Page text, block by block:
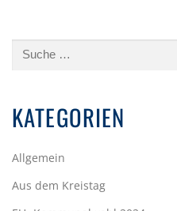
Suche
KATEGORIEN
Allgemein
Aus dem Kreistag